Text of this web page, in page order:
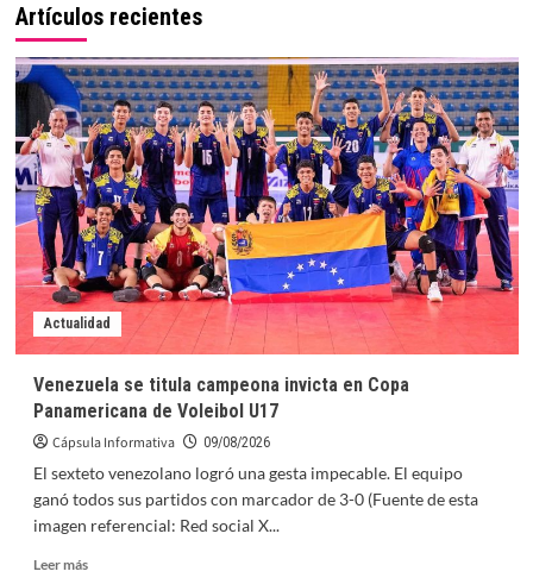
Artículos recientes
Actualidad
Venezuela se titula campeona invicta en Copa
Panamericana de Voleibol U17
Cápsula Informativa 09/08/2026
El sexteto venezolano logró una gesta impecable. El equipo
ganó todos sus partidos con marcador de 3-0 (Fuente de esta
imagen referencial: Red social X...
Leer másLeer